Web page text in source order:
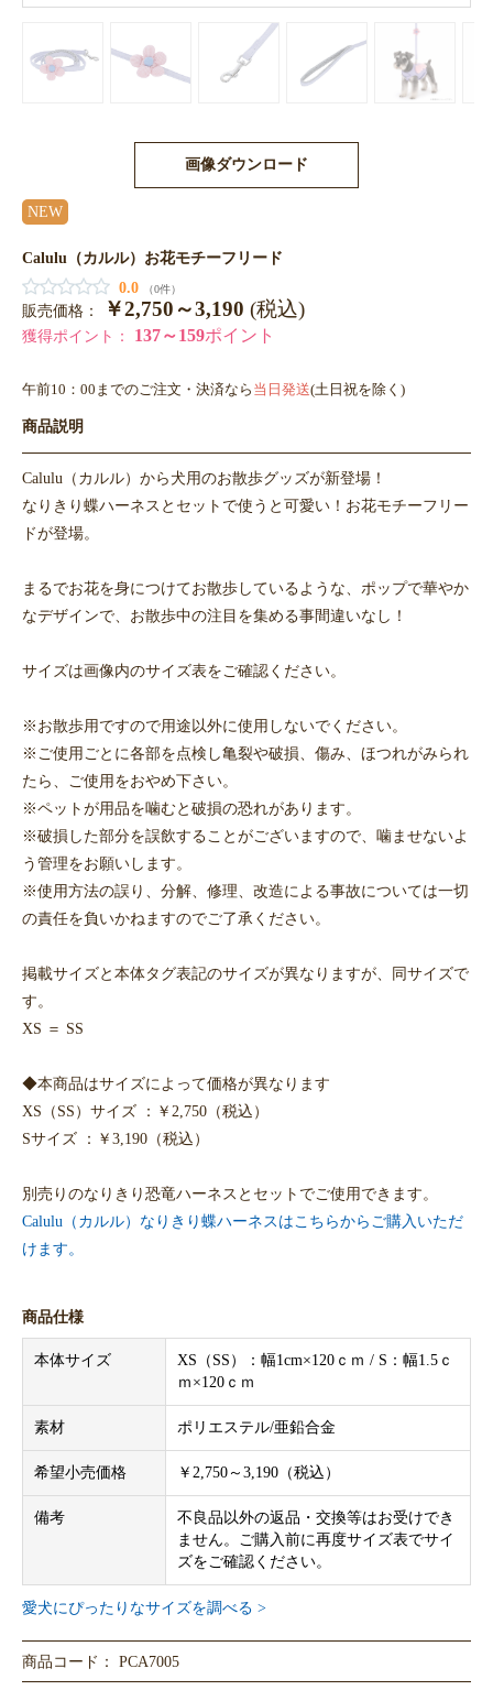
画像ダウンロード
NEW
Calulu（カルル）お花モチーフリード
0.0
（0件）
販売価格： ￥2,750～3,190 (税込)
獲得ポイント： 137～159ポイント
午前10：00までのご注文・決済なら 当日発送(土日祝を除く)
商品説明
Calulu（カルル）から犬用のお散歩グッズが新登場！
なりきり蝶ハーネスとセットで使うと可愛い！お花モチーフリー
ドが登場。
まるでお花を身につけてお散歩しているような、ポップで華やか
なデザインで、お散歩中の注目を集める事間違いなし！
サイズは画像内のサイズ表をご確認ください。
※お散歩用ですので用途以外に使用しないでください。
※ご使用ごとに各部を点検し亀裂や破損、傷み、ほつれがみられ
たら、ご使用をおやめ下さい。
※ペットが用品を噛むと破損の恐れがあります。
※破損した部分を誤飲することがございますので、噛ませないよ
う管理をお願いします。
※使用方法の誤り、分解、修理、改造による事故については一切
の責任を負いかねますのでご了承ください。
掲載サイズと本体タグ表記のサイズが異なりますが、同サイズで
す。
XS ＝ SS
◆本商品はサイズによって価格が異なります
XS（SS）サイズ ：￥2,750（税込）
Sサイズ ：￥3,190（税込）
別売りのなりきり恐竜ハーネスとセットでご使用できます。
Calulu（カルル）なりきり蝶ハーネスはこちらからご購入いただ
けます。
商品仕様
本体サイズ
XS（SS）：幅1cm×120ｃｍ / S：幅1.5ｃ
ｍ×120ｃｍ
素材 ポリエステル/亜鉛合金
希望小売価格 ￥2,750～3,190（税込）
備考
不良品以外の返品・交換等はお受けでき
ません。ご購入前に再度サイズ表でサイ
ズをご確認ください。
愛犬にぴったりなサイズを調べる >
商品コード： PCA7005